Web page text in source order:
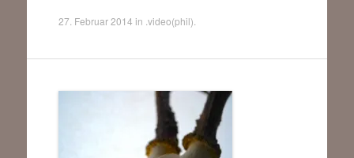
27. Februar 2014 in .video(phil)